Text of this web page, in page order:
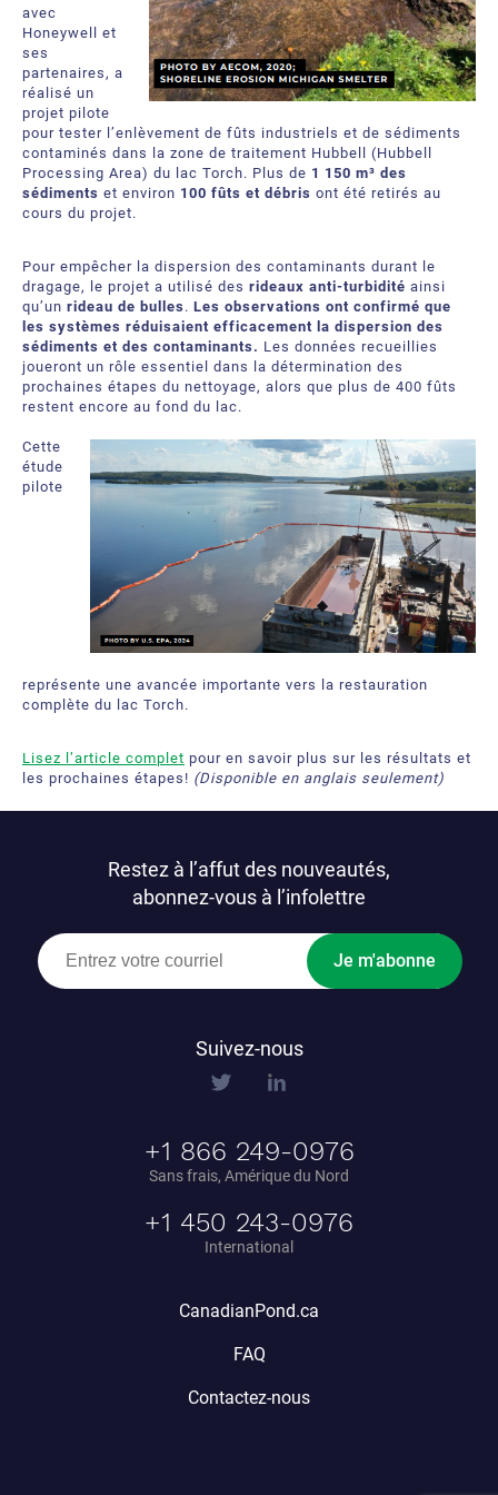
Bubble Tubing® Technologies
Bubble Tubing®
Produits Étang.ca Ltée
Carrières
Notre offre de services
FAQ
Contactez-nous
avec
Honeywell et
ses
partenaires, a
réalisé un
projet pilote
pour tester l’enlèvement de fûts industriels et de sédiments
contaminés dans la zone de traitement Hubbell (Hubbell
Processing Area) du lac Torch. Plus de 1 150 m³ des
sédiments et environ 100 fûts et débris ont été retirés au
cours du projet.
Pour empêcher la dispersion des contaminants durant le
dragage, le projet a utilisé des rideaux anti‑turbidité ainsi
qu’un rideau de bulles. Les observations ont confirmé que
les systèmes réduisaient efficacement la dispersion des
sédiments et des contaminants. Les données recueillies
joueront un rôle essentiel dans la détermination des
prochaines étapes du nettoyage, alors que plus de 400 fûts
restent encore au fond du lac.
Cette
étude
pilote
représente une avancée importante vers la restauration
complète du lac Torch.
Lisez l’article complet pour en savoir plus sur les résultats et
les prochaines étapes! (Disponible en anglais seulement)
Restez à l’affut des nouveautés,
abonnez-vous à l’infolettre
Je m'abonne
Suivez-nous
+1 866 249-0976
Sans frais, Amérique du Nord
+1 450 243-0976
International
CanadianPond.ca
FAQ
Contactez-nous